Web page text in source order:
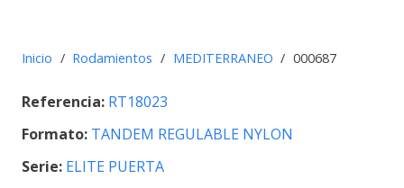
Inicio / Rodamientos / MEDITERRANEO / 000687
Referencia: RT18023
Formato: TANDEM REGULABLE NYLON
Serie: ELITE PUERTA